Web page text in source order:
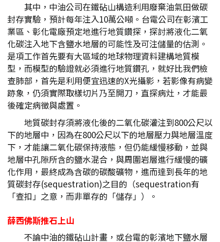
其中，中油公司在鐵砧山構造利用廢棄油氣田做碳
封存實驗，預計每年注入10萬公噸。台電公司在彰濱工
業區、彰化電廠預定地進行地質鑽探，探討將液化二氧
化碳注入地下含鹽水地層的可能性及可注儲量的估測。
是項工作首先要有大區域的地球物理資料建構地質模
型，而模型的驗證就必須進行地質鑽孔，就好比我們檢
查肺部，首先是利用便宜迅速的X光攝影，若影像有病變
跡象，仍須實際取樣切片乃至開刀，直探病灶，才能最
後確定病徵與處置。
地質碳封存須將液化後的二氧化碳灌注到800公尺以
下的地層中，因為在800公尺以下的地層壓力與地層溫度
下，才能讓二氧化碳保持液態，但仍能緩慢移動，並與
地層中孔隙所含的鹽水混合，與周圍岩層進行緩慢的礦
化作用，最終成為含碳的碳酸礦物，進而達到長年的地
質碳封存(sequestration)之目的（sequestration有
「查扣」之意，而非單存的「儲存」）。
薛西佛斯推石上山
不論中油的鐵砧山計畫，或台電的彰濱地下鹽水層